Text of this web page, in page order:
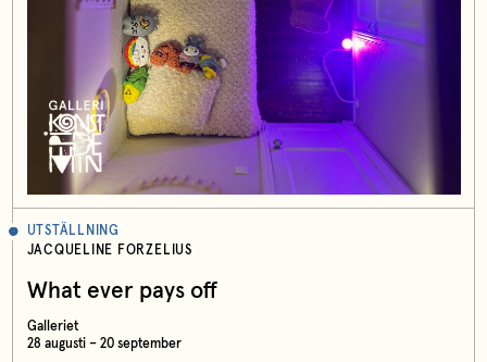
UTSTÄLLNING
JACQUELINE FORZELIUS
What ever pays off
Galleriet
28 augusti – 20 september